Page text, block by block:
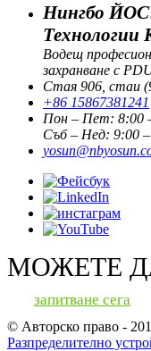
Нингбо
Технологии
Водещ
захранване с
Стая 906, стаи
+86 15867381241
Пон – Пет: 8:00
Съб – Нед: 9:00
МОЖЕТЕ
запитване сега
© Авторско право -
Разпределително